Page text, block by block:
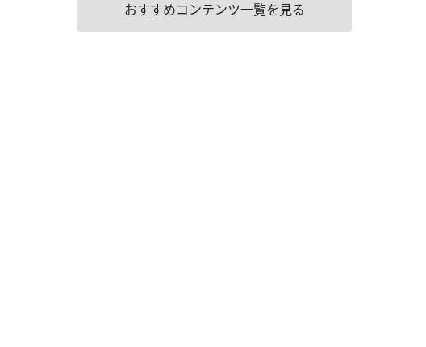
おすすめコンテンツ一覧を見る